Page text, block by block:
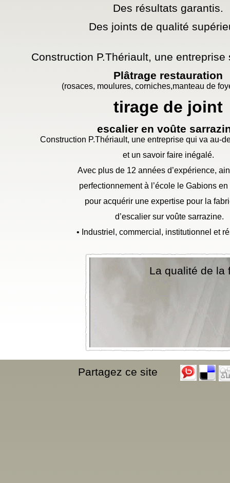
Des résultats garantis.
Des joints de qualité
La qualité de la
Construction P.Thériault, une
Plâtrage restauration
(rosaces, moulures, corniches,manteau de
tirage de joint
escalier en voûte
Construction P.Thériault, une entreprise qui va au-
et un savoir faire inégalé.
Avec plus de 12 années d’expérience,
perfectionnement à l’école le Gabions en
pour acquérir une expertise pour la
d’escalier sur voûte sarrazine.
• Industriel, commercial, institutionnel et
Partagez ce site